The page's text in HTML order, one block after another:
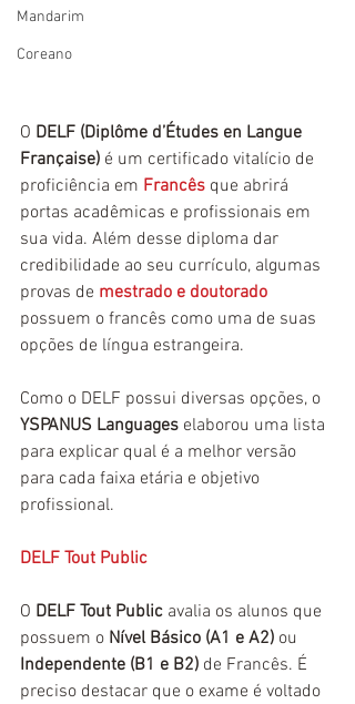
Mandarim
Coreano
O DELF (Diplôme d’Études en Langue
Française) é um certificado vitalício de
proficiência em Francês que abrirá
portas acadêmicas e profissionais em
sua vida. Além desse diploma dar
credibilidade ao seu currículo, algumas
provas de mestrado e doutorado
possuem o francês como uma de suas
opções de língua estrangeira.
Como o DELF possui diversas opções, o
YSPANUS Languages elaborou uma lista
para explicar qual é a melhor versão
para cada faixa etária e objetivo
profissional.
DELF Tout Public
O DELF Tout Public avalia os alunos que
possuem o Nível Básico (A1 e A2) ou
Independente (B1 e B2) de Francês. É
preciso destacar que o exame é voltado